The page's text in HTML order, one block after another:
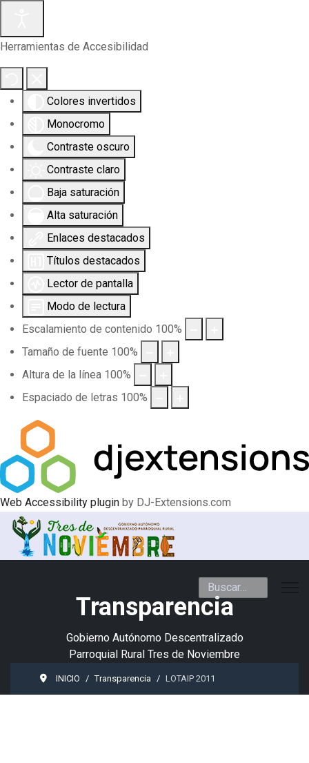
Herramientas de Accesibilidad
Colores invertidos
Monocromo
Contraste oscuro
Contraste claro
Baja saturación
Alta saturación
Enlaces destacados
Títulos destacados
Lector de pantalla
Modo de lectura
Escalamiento de contenido 100%
Tamaño de fuente 100%
Altura de la línea 100%
Espaciado de letras 100%
Web Accessibility plugin by DJ-Extensions.com
Buscar
Transparencia
Gobierno Autónomo Descentralizado
Parroquial Rural Tres de Noviembre
INICIO Transparencia LOTAIP 2011